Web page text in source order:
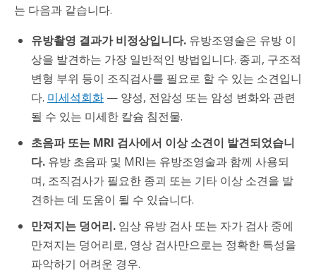
는 다음과 같습니다.
유방촬영 결과가 비정상입니다. 유방조영술은 유방 이
상을 발견하는 가장 일반적인 방법입니다. 종괴, 구조적
변형 부위 등이 조직검사를 필요로 할 수 있는 소견입니
다. 미세석회화 — 양성, 전암성 또는 암성 변화와 관련
될 수 있는 미세한 칼슘 침전물.
초음파 또는 MRI 검사에서 이상 소견이 발견되었습니
다. 유방 초음파 및 MRI는 유방조영술과 함께 사용되
며, 조직검사가 필요한 종괴 또는 기타 이상 소견을 발
견하는 데 도움이 될 수 있습니다.
만져지는 덩어리. 임상 유방 검사 또는 자가 검사 중에
만져지는 덩어리로, 영상 검사만으로는 정확한 특성을
파악하기 어려운 경우.